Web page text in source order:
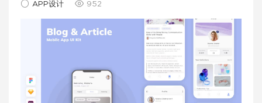
APP设计 952